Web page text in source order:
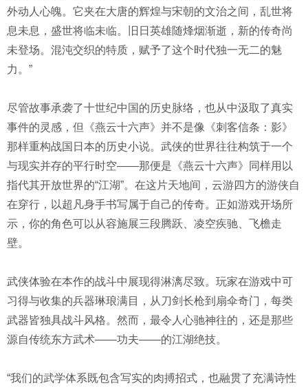
外动人心魄。它夹在大唐的辉煌与宋朝的文治之间，乱世将
息未息，盛世将临未临。旧日英雄随烽烟渐逝，新的传奇尚
未登场。混沌交织的特质，赋予了这个时代独一无二的魅
力。”
尽管故事承袭了十世纪中国的历史脉络，也从中汲取了真实
事件的灵感，但《燕云十六声》并不是像《刺客信条：影》
那样重构战国日本的历史小说。武侠的世界往往构筑于一个
与现实并存的平行时空——那便是《燕云十六声》同样用以
指代其开放世界的“江湖”。在这片天地间，云游四方的游侠自
在穿行，以超凡身手书写属于自己的传奇。正如游戏开场所
示，你的角色可以从容施展三段腾跃、凌空疾驰、飞檐走
壁。
武侠体验在本作的战斗中展现得淋漓尽致。玩家在游戏中可
习得与收集的兵器琳琅满目，从刀剑长枪到扇伞奇门，每类
武器皆独具战斗风格。然而，最令人心驰神往的，还是那些
源自传统东方武术——功夫——的江湖绝技。
“我们的武学体系既包含写实的肉搏招式，也融贯了充满诗性